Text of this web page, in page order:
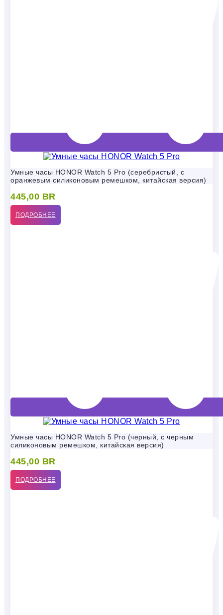
Умные часы HONOR Watch 5 Pro (серебристый, с
оранжевым силиконовым ремешком, китайская версия)
445,00 BR
ПОДРОБНЕЕ
Умные часы HONOR Watch 5 Pro (черный, с черным
силиконовым ремешком, китайская версия)
445,00 BR
ПОДРОБНЕЕ